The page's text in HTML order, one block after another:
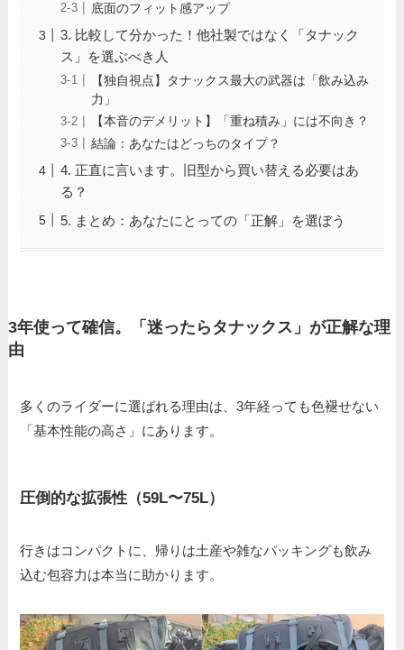
底面のフィット感アップ
3. 比較して分かった！他社製ではなく「タナック
ス」を選ぶべき人
【独自視点】タナックス最大の武器は「飲み込み
力」
【本音のデメリット】「重ね積み」には不向き？
結論：あなたはどっちのタイプ？
4. 正直に言います。旧型から買い替える必要はあ
る？
5. まとめ：あなたにとっての「正解」を選ぼう
3年使って確信。「迷ったらタナックス」が正解な理
由
多くのライダーに選ばれる理由は、3年経っても色褪せない
「基本性能の高さ」にあります。
圧倒的な拡張性（59L〜75L）
行きはコンパクトに、帰りは土産や雑なパッキングも飲み
込む包容力は本当に助かります。